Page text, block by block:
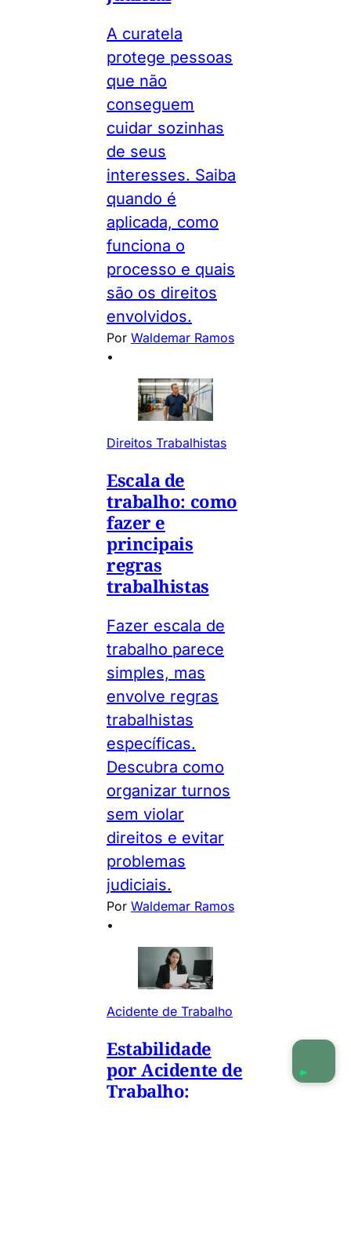
A curatela
protege pessoas
que não
conseguem
cuidar sozinhas
de seus
interesses. Saiba
quando é
aplicada, como
funciona o
processo e quais
são os direitos
envolvidos.
Por Waldemar Ramos
•
Direitos Trabalhistas
Escala de
trabalho: como
fazer e
principais
regras
trabalhistas
Fazer escala de
trabalho parece
simples, mas
envolve regras
trabalhistas
específicas.
Descubra como
organizar turnos
sem violar
direitos e evitar
problemas
judiciais.
Por Waldemar Ramos
•
Acidente de Trabalho
Estabilidade
por Acidente de
Trabalho: